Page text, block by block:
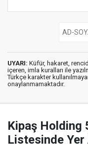
UYARI: Küfür, hakaret,
içeren, imla kuralları ile
Türkçe karakter
onaylanmamaktadır.
Kipaş Holding
Listesinde Yer